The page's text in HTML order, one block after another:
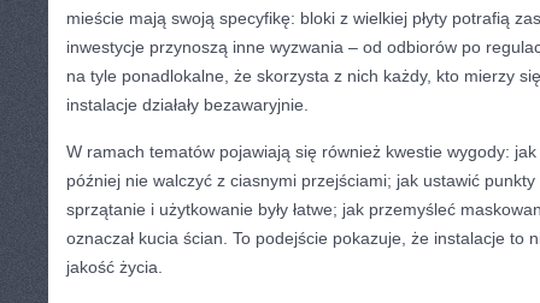
mieście mają swoją specyfikę: bloki z wielkiej płyty potrafią
inwestycje przynoszą inne wyzwania – od odbiorów po
na tyle ponadlokalne, że skorzysta z nich każdy, kto mierzy
instalacje działały bezawaryjnie.
W ramach tematów pojawiają się również kwestie wygody:
później nie walczyć z ciasnymi przejściami; jak ustawić
sprzątanie i użytkowanie były łatwe; jak przemyśleć
oznaczał kucia ścian. To podejście pokazuje, że instalacje to
jakość życia.